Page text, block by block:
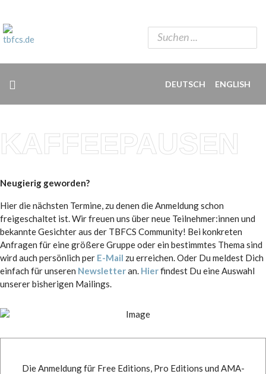
DEUTSCH ENGLISH
KAFFEEPAUSEN
Neugierig geworden?
Hier die nächsten Termine, zu denen die Anmeldung schon
freigeschaltet ist. Wir freuen uns über neue Teilnehmer:innen und
bekannte Gesichter aus der TBFCS Community! Bei konkreten
Anfragen für eine größere Gruppe oder ein bestimmtes Thema sind
wird auch persönlich per E-Mail zu erreichen. Oder Du meldest Dich
einfach für unseren Newsletteran. Hierfindest Du eine Auswahl
unserer bisherigen Mailings.
Die Anmeldung für Free Editions, Pro Editions und AMA-